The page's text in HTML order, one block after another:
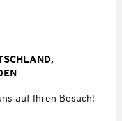
auf Ihren Besuch!